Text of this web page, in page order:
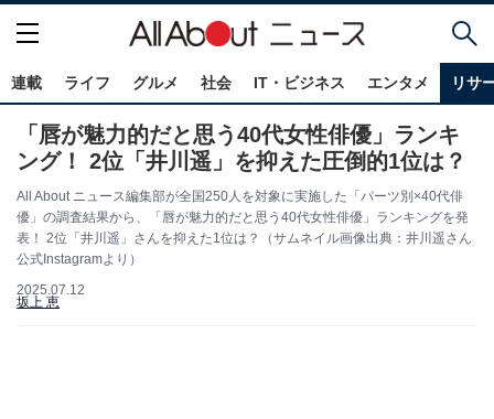
連載 ライフ グルメ 社会 IT・ビジネス エンタメ リサ
「唇が魅力的だと思う40代女性俳優」ランキ
ング！ 2位「井川遥」を抑えた圧倒的1位は？
All About ニュース編集部が全国250人を対象に実施した「パーツ別×40代俳
優」の調査結果から、「唇が魅力的だと思う40代女性俳優」ランキングを発
表！ 2位「井川遥」さんを抑えた1位は？（サムネイル画像出典：井川遥さん
公式Instagramより）
2025.07.12
坂上 恵